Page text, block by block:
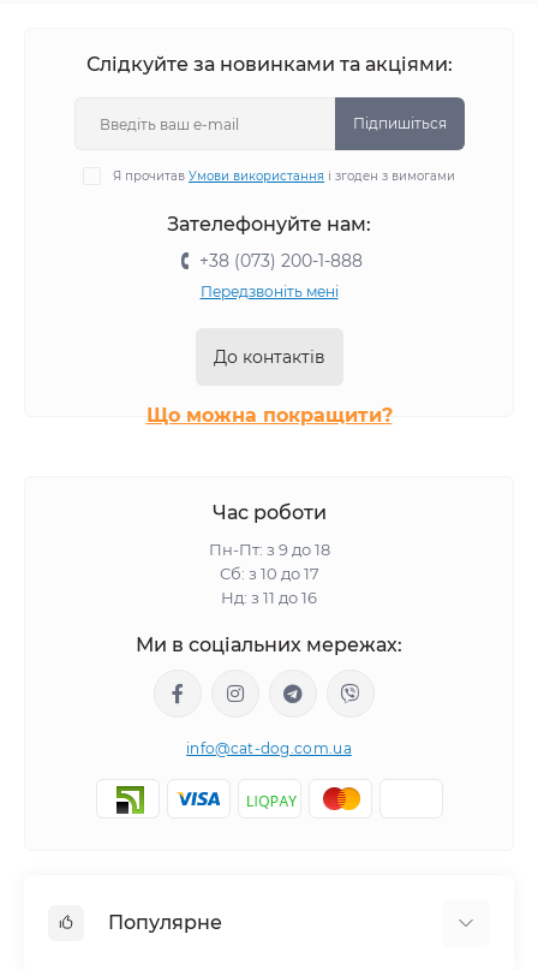
Корм для котів Brit Care
Корм для котів Simba
Слідкуйте за новинками та акціями:
Підпишіться
Я прочитав Умови використання і згоден з вимогами
Зателефонуйте нам:
+38 (073) 200-1-888
Передзвоніть мені
До контактів
Що можна покращити?
Час роботи
Пн-Пт: з 9 до 18
Сб: з 10 до 17
Нд: з 11 до 16
Ми в соціальних мережах:
info@cat-dog.com.ua
Популярне